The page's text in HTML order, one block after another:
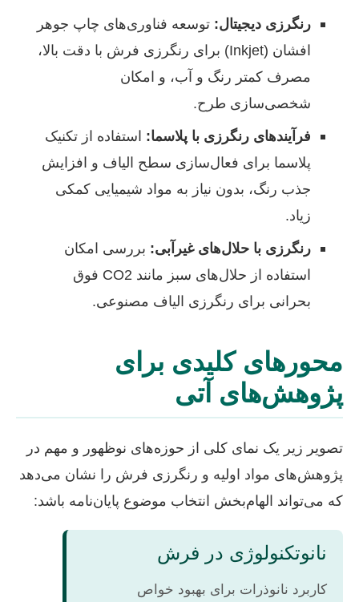
رنگرزی دیجیتال: توسعه فناوری‌های چاپ جوهر
افشان (Inkjet) برای رنگرزی فرش با دقت بالا،
مصرف کمتر رنگ و آب، و امکان
شخصی‌سازی طرح.
فرآیندهای رنگرزی با پلاسما: استفاده از تکنیک
پلاسما برای فعال‌سازی سطح الیاف و افزایش
جذب رنگ، بدون نیاز به مواد شیمیایی کمکی
زیاد.
رنگرزی با حلال‌های غیرآبی: بررسی امکان
استفاده از حلال‌های سبز مانند CO2 فوق
بحرانی برای رنگرزی الیاف مصنوعی.
محورهای کلیدی برای
پژوهش‌های آتی
تصویر زیر یک نمای کلی از حوزه‌های نوظهور و مهم در
پژوهش‌های مواد اولیه و رنگرزی فرش را نشان می‌دهد
که می‌تواند الهام‌بخش انتخاب موضوع پایان‌نامه باشد:
نانوتکنولوژی در فرش
کاربرد نانوذرات برای بهبود خواص